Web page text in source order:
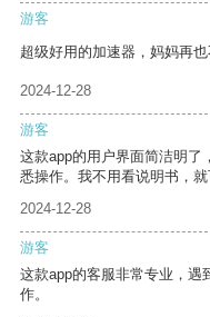
游客
超级好用的加速器，妈妈再
2024-12-28
游客
这款app的用户界面简洁明了
悉操作。我不用看说明书，就
2024-12-28
游客
这款app的客服非常专业，遇
作。